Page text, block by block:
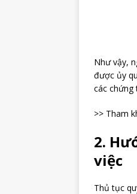
Như vậy,
được ủy
các chứng
>> Tham
2.
việc
Thủ tục